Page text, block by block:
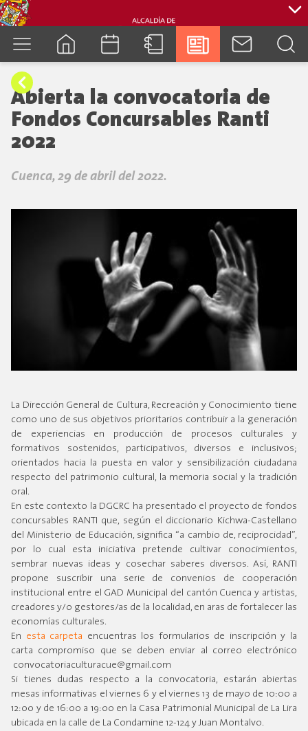
Abierta la convocatoria de
Fondos Concursables Ranti
2022
Cuenca, 29 de abril del 2022.
La Dirección General de Cultura, Recreación y Conocimiento tiene
como uno de sus objetivos prioritarios contribuir a la generación
de experiencias en producción de procesos culturales y
formativos sostenidos, participativos, diversos e inclusivos;
orientados hacia la puesta en valor y sensibilización ciudadana
respecto del patrimonio cultural, la memoria social y la tradición
oral.
En este contexto la DGCRC ha presentado el proyecto de fondos
concursables RANTI que, según el diccionario Kichwa-Castellano
del Ministerio de Educación, significa “a cambio de, reciprocidad”,
por lo cual esta iniciativa pretende cultivar conocimientos,
sembrar nuevas ideas y cosechar saberes diversos. Así, RANTI
propone suscribir una serie de convenios de cooperación
institucional entre el GAD Municipal del cantón Cuenca y artistas,
creadores y/o gestores/as de la localidad, en aras de fortalecer las
economías culturales.
En esta carpeta encuentras los formularios de inscripción y la
carta compromiso que se deben enviar al correo electrónico
convocatoriaculturacue@gmail.com
Si tienes dudas respecto a la convocatoria, estarán abiertas
mesas informativas el viernes 6 y el viernes 13 de mayo de 10:00 a
12:00 y de 16:00 a 19:00 en la Casa Patrimonial Municipal de La Lira
ubicada en la calle de La Condamine 12-124 y Juan Montalvo.